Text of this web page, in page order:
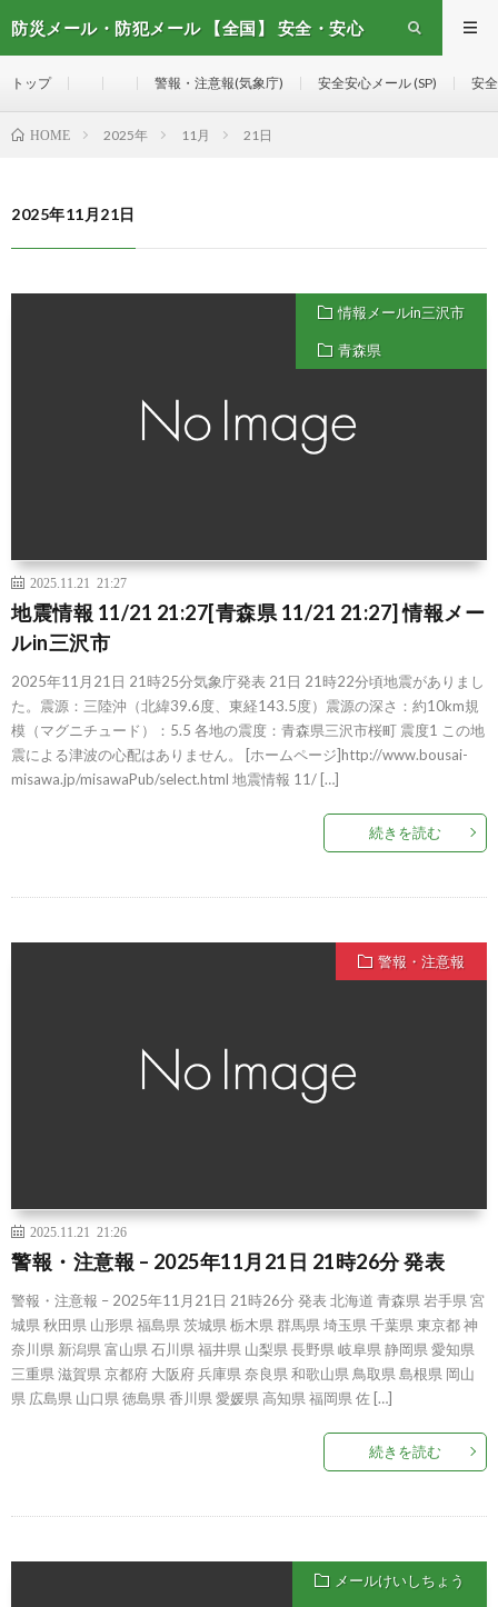
防災メール・防犯メール 【全国】 安全・安心
トップ 警報・注意報(気象庁) 安全安心メール (SP) 安
HOME 2025年 11月 21日
2025年11月21日
情報メールin三沢市
青森県
2025.11.21 21:27
地震情報 11/21 21:27[青森県 11/21 21:27] 情報メー
ルin三沢市
2025年11月21日 21時25分気象庁発表 21日 21時22分頃地震がありまし
た。震源：三陸沖（北緯39.6度、東経143.5度）震源の深さ：約10km規
模（マグニチュード）：5.5 各地の震度：青森県三沢市桜町 震度1 この地
震による津波の心配はありません。 [ホームページ]http://www.bousai-
misawa.jp/misawaPub/select.html 地震情報 11/ […]
続きを読む
警報・注意報
2025.11.21 21:26
警報・注意報 – 2025年11月21日 21時26分 発表
警報・注意報 – 2025年11月21日 21時26分 発表 北海道 青森県 岩手県 宮
城県 秋田県 山形県 福島県 茨城県 栃木県 群馬県 埼玉県 千葉県 東京都 神
奈川県 新潟県 富山県 石川県 福井県 山梨県 長野県 岐阜県 静岡県 愛知県
三重県 滋賀県 京都府 大阪府 兵庫県 奈良県 和歌山県 鳥取県 島根県 岡山
県 広島県 山口県 徳島県 香川県 愛媛県 高知県 福岡県 佐 […]
続きを読む
メールけいしちょう